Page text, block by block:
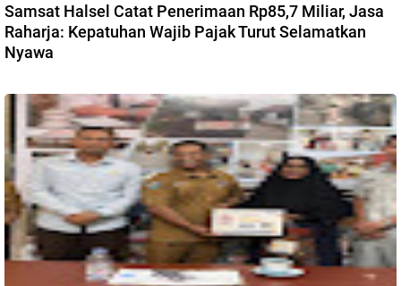
Samsat Halsel Catat Penerimaan Rp85,7 Miliar, Jasa
Raharja: Kepatuhan Wajib Pajak Turut Selamatkan
Nyawa